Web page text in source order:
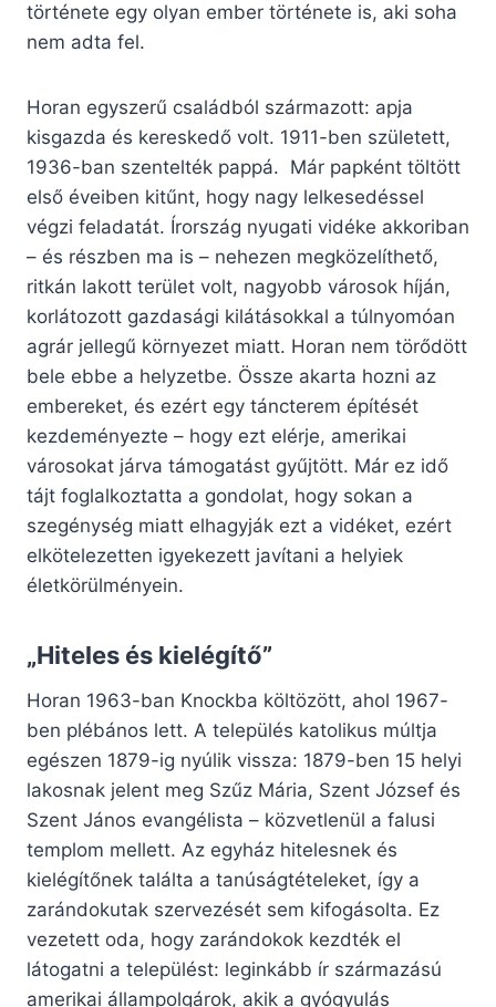
története egy olyan ember története is, aki soha
nem adta fel.
Horan egyszerű családból származott: apja
kisgazda és kereskedő volt. 1911-ben született,
1936-ban szentelték pappá. Már papként töltött
első éveiben kitűnt, hogy nagy lelkesedéssel
végzi feladatát. Írország nyugati vidéke akkoriban
– és részben ma is – nehezen megközelíthető,
ritkán lakott terület volt, nagyobb városok híján,
korlátozott gazdasági kilátásokkal a túlnyomóan
agrár jellegű környezet miatt. Horan nem törődött
bele ebbe a helyzetbe. Össze akarta hozni az
embereket, és ezért egy táncterem építését
kezdeményezte – hogy ezt elérje, amerikai
városokat járva támogatást gyűjtött. Már ez idő
tájt foglalkoztatta a gondolat, hogy sokan a
szegénység miatt elhagyják ezt a vidéket, ezért
elkötelezetten igyekezett javítani a helyiek
életkörülményein.
„Hiteles és kielégítő”
Horan 1963-ban Knockba költözött, ahol 1967-
ben plébános lett. A település katolikus múltja
egészen 1879-ig nyúlik vissza: 1879-ben 15 helyi
lakosnak jelent meg Szűz Mária, Szent József és
Szent János evangélista – közvetlenül a falusi
templom mellett. Az egyház hitelesnek és
kielégítőnek találta a tanúságtételeket, így a
zarándokutak szervezését sem kifogásolta. Ez
vezetett oda, hogy zarándokok kezdték el
látogatni a települést: leginkább ír származású
amerikai állampolgárok, akik a gyógyulás